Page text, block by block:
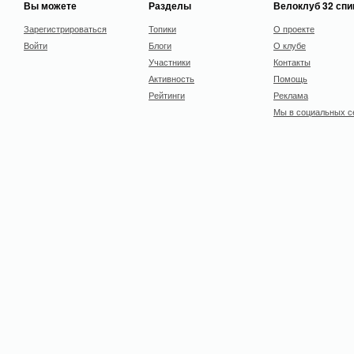
Вы можете
Зарегистрироваться
Войти
Разделы
Топики
Блоги
Участники
Активность
Рейтинги
Велоклуб 32
О проекте
О клубе
Контакты
Помощь
Реклама
Мы в социальных